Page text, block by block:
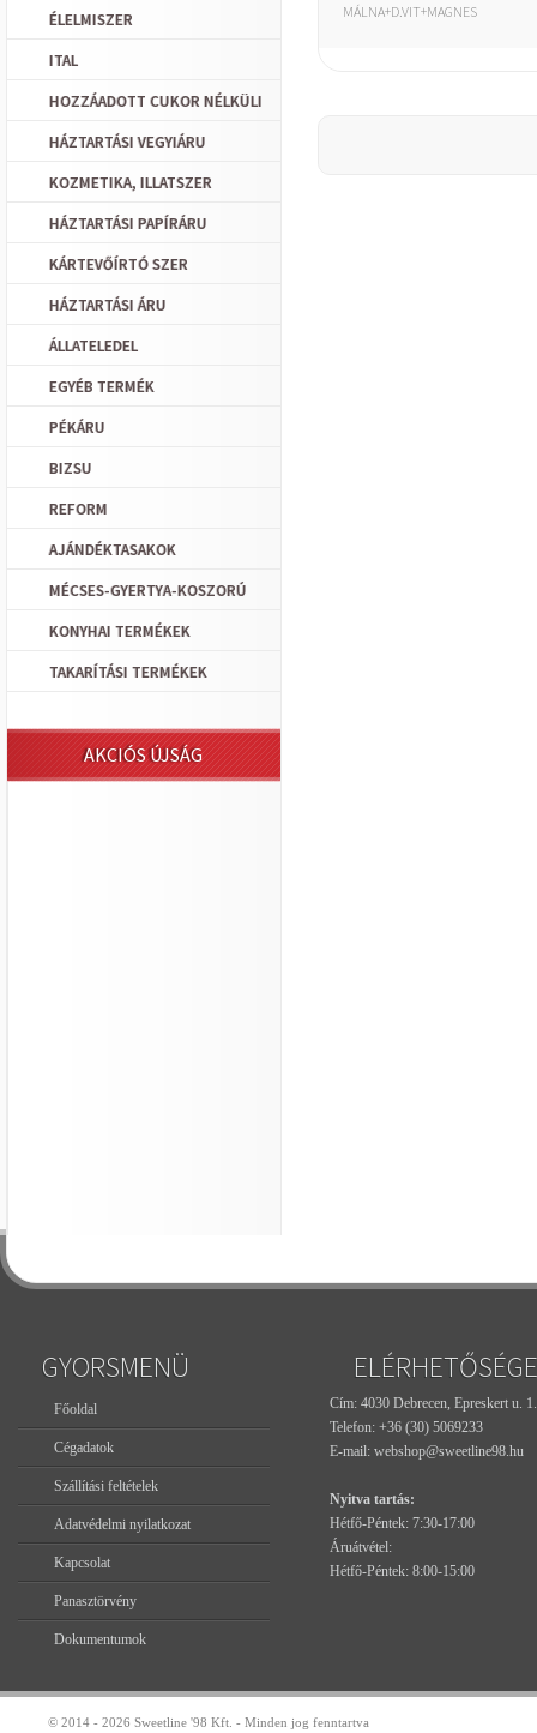
ÉLELMISZER
ITAL
HOZZÁADOTT CUKOR NÉLKÜLI
HÁZTARTÁSI VEGYIÁRU
KOZMETIKA, ILLATSZER
HÁZTARTÁSI PAPÍRÁRU
KÁRTEVŐÍRTÓ SZER
HÁZTARTÁSI ÁRU
ÁLLATELEDEL
EGYÉB TERMÉK
PÉKÁRU
BIZSU
REFORM
AJÁNDÉKTASAKOK
MÉCSES-GYERTYA-KOSZORÚ
KONYHAI TERMÉKEK
TAKARÍTÁSI TERMÉKEK
AKCIÓS ÚJSÁG
MÁLNA+D.VIT+MAGNES
GYORSMENÜ
Főoldal
Cégadatok
Szállítási feltételek
Adatvédelmi nyilatkozat
Kapcsolat
Panasztörvény
Dokumentumok
Cím: 4030 Debrecen, Epreskert u. 1.
Telefon: +36 (30) 5069233
E-mail: webshop@sweetline98.hu
Nyitva tartás:
Hétfő-Péntek: 7:30-17:00
Áruátvétel:
Hétfő-Péntek: 8:00-15:00
© 2014 - 2026 Sweetline '98 Kft. - Minden jog fenntartva